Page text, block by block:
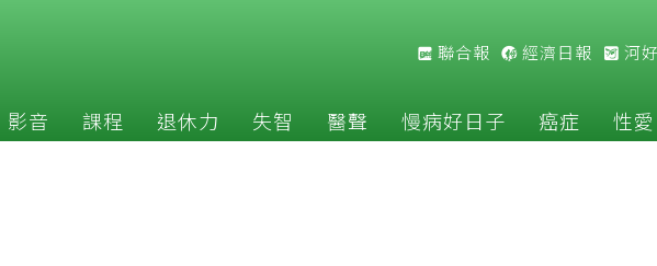
聯合報 經濟日報 河
影音 課程 退休力 失智 醫聲 慢病好日子 癌症 性愛